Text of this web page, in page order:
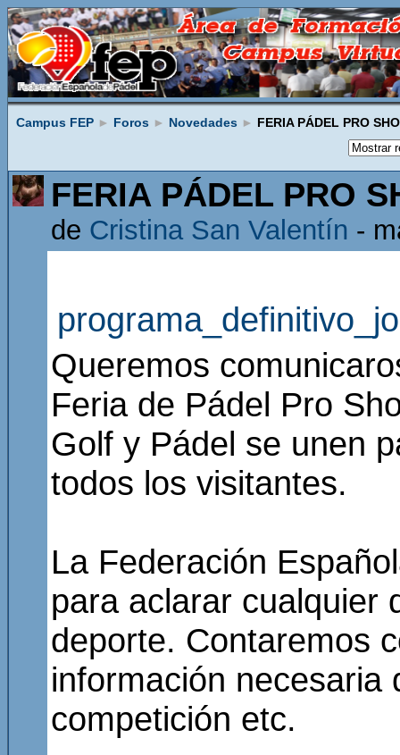
Campus FEP ► Foros ► Novedades ► FERIA PÁDEL PRO
FERIA PÁDEL PRO
de Cristina San Valentín -
Queremos
Feria de Pádel Pro
Golf y Pádel se unen
todos los visitantes.
La Federación
para aclarar cualquier
deporte. Contaremos
información necesaria
competición etc.